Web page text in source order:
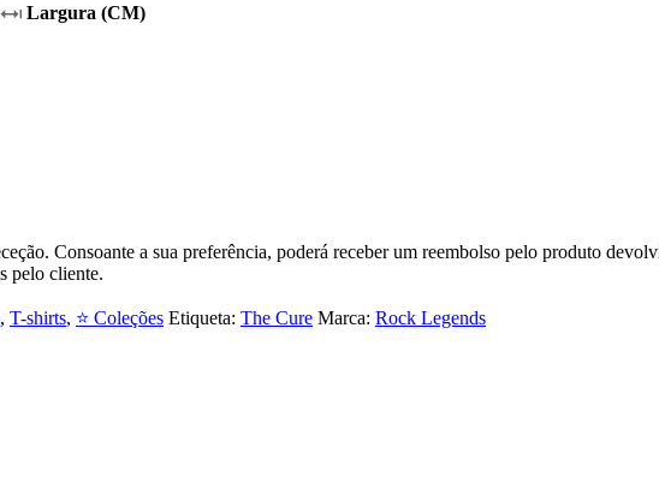
Largura (CM)
Consoante a sua preferência, poderá receber um reembolso pelo produto
pelo cliente.
, T-shirts, ⭐ Coleções Etiqueta: The Cure Marca: Rock Legends